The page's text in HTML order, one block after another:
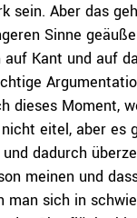
sein. Aber das
Sinne
Kant und auf
dieses Moment,
eitel, aber es
dadurch
meinen und
sich in